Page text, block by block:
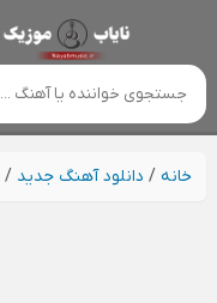
خانه/ دانلود آهنگ جدید /